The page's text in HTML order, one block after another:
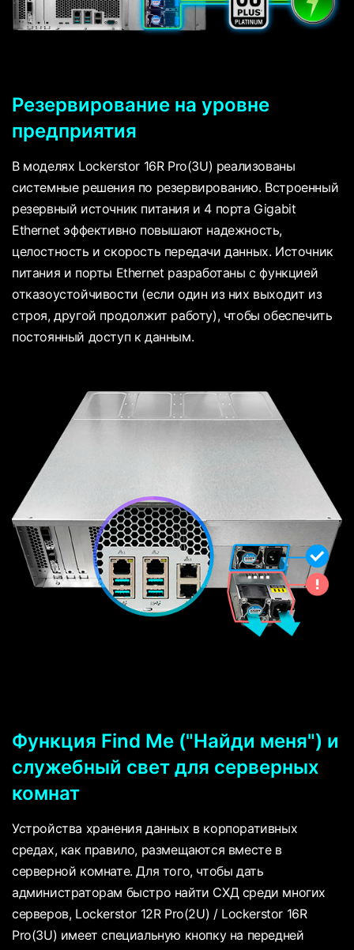
Резервирование на уровне
предприятия
В моделях Lockerstor 16R Pro(3U) реализованы
системные решения по резервированию. Встроенный
резервный источник питания и 4 порта Gigabit
Ethernet эффективно повышают надежность,
целостность и скорость передачи данных. Источник
питания и порты Ethernet разработаны с функцией
отказоустойчивости (если один из них выходит из
строя, другой продолжит работу), чтобы обеспечить
постоянный доступ к данным.
Функция Find Me ("Найди меня") и
служебный свет для серверных
комнат
Устройства хранения данных в корпоративных
средах, как правило, размещаются вместе в
серверной комнате. Для того, чтобы дать
администраторам быстро найти СХД среди многих
серверов, Lockerstor 12R Pro(2U) / Lockerstor 16R
Pro(3U) имеет специальную кнопку на передней